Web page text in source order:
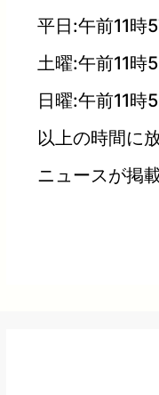
平日:午前11時
土曜:午前11時
日曜:午前11時
以上の時間に
ニュースが掲載